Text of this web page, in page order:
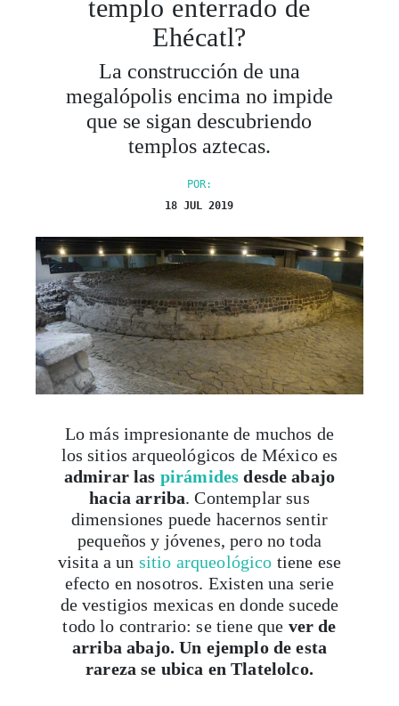
templo enterrado de
Ehécatl?
La construcción de una
megalópolis encima no impide
que se sigan descubriendo
templos aztecas.
POR:
18 JUL 2019
Lo más impresionante de muchos de
los sitios arqueológicos de México es
admirar las pirámides desde abajo
hacia arriba. Contemplar sus
dimensiones puede hacernos sentir
pequeños y jóvenes, pero no toda
visita a un sitio arqueológico tiene ese
efecto en nosotros. Existen una serie
de vestigios mexicas en donde sucede
todo lo contrario: se tiene que ver de
arriba abajo. Un ejemplo de esta
rareza se ubica en Tlatelolco.